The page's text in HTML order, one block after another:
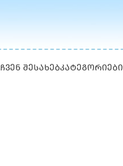
ᲩᲕᲔᲜ ᲨᲔᲡᲐᲮᲔᲑᲙᲐᲢᲔᲒᲝᲠᲘᲔᲑᲘ